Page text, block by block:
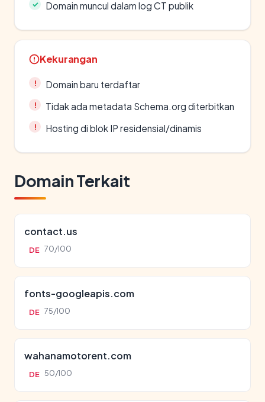
Domain muncul dalam log CT publik
Kekurangan
Domain baru terdaftar
Tidak ada metadata Schema.org diterbitkan
Hosting di blok IP residensial/dinamis
Domain Terkait
contact.us
DE 70/100
fonts-googleapis.com
DE 75/100
wahanamotorent.com
DE 50/100